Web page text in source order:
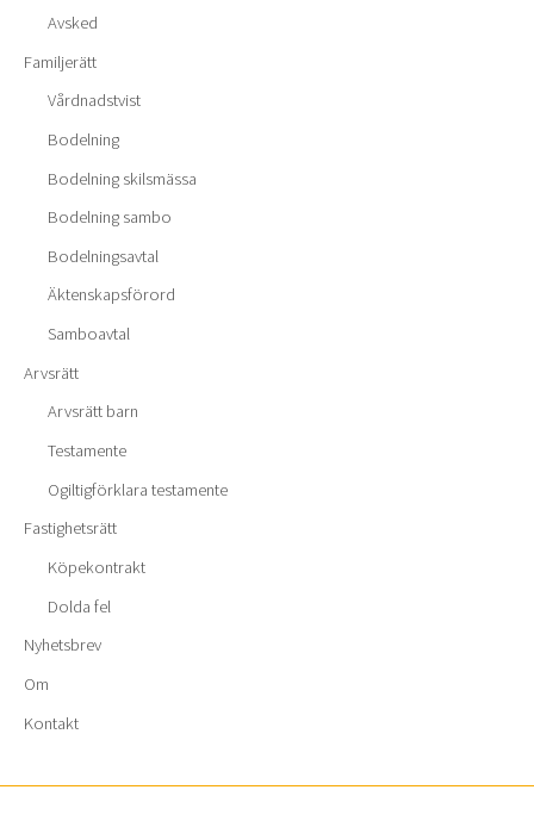
Avsked
Familjerätt
Vårdnadstvist
Bodelning
Bodelning skilsmässa
Bodelning sambo
Bodelningsavtal
Äktenskapsförord
Samboavtal
Arvsrätt
Arvsrätt barn
Testamente
Ogiltigförklara testamente
Fastighetsrätt
Köpekontrakt
Dolda fel
Nyhetsbrev
Om
Kontakt